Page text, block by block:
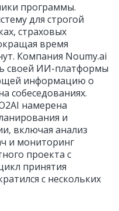
программы.
для строгой
страховых
время
Компания Noumy.ai
своей ИИ-платформы
информацию о
собеседованиях.
намерена
и
включая анализ
и мониторинг
проекта с
принятия
с нескольких